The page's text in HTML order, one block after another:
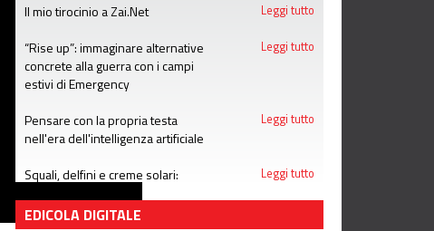
Il mio tirocinio a Zai.Net Leggi tutto
“Rise up”: immaginare alternative
concrete alla guerra con i campi
estivi di Emergency
Leggi tutto
Pensare con la propria testa
nell'era dell'intelligenza artificiale
Leggi tutto
Squali, delfini e creme solari:
Leggi tutto
EDICOLA DIGITALE